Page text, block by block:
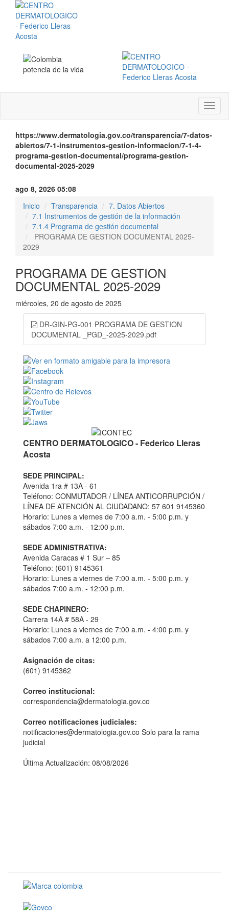
Menú
https://www.dermatologia.gov.co/transparencia/7-datos-
abiertos/7-1-instrumentos-gestion-informacion/7-1-4-
programa-gestion-documental/programa-gestion-
documental-2025-2029
ago 8, 2026 05:08
Inicio
Transparencia
7. Datos Abiertos
7.1 Instrumentos de gestión de la información
7.1.4 Programa de gestión documental
PROGRAMA DE GESTION DOCUMENTAL 2025-
2029
PROGRAMA DE GESTION
DOCUMENTAL 2025-2029
miércoles, 20 de agosto de 2025
DR-GIN-PG-001 PROGRAMA DE GESTION
DOCUMENTAL _PGD_-2025-2029.pdf
CENTRO DERMATOLOGICO - Federico Lleras
Acosta
SEDE PRINCIPAL:
Avenida 1ra # 13A - 61
Teléfono: CONMUTADOR / LÍNEA ANTICORRUPCIÓN /
LÍNEA DE ATENCIÓN AL CIUDADANO: 57 601 9145360
Horario: Lunes a viernes de 7:00 a.m. - 5:00 p.m. y
sábados 7:00 a.m. - 12:00 p.m.
SEDE ADMINISTRATIVA:
Avenida Caracas # 1 Sur – 85
Teléfono: (601) 9145361
Horario: Lunes a viernes de 7:00 a.m. - 5:00 p.m. y
sábados 7:00 a.m. - 12:00 p.m.
SEDE CHAPINERO:
Carrera 14A # 58A - 29
Horario: Lunes a viernes de 7:00 a.m. - 4:00 p.m. y
sábados 7:00 a.m. a 12:00 p.m.
Asignación de citas:
(601) 9145362
Correo institucional:
correspondencia@dermatologia.gov.co
Correo notificaciones judiciales:
notificaciones@dermatologia.gov.co Solo para la rama
judicial
Última Actualización: 08/08/2026